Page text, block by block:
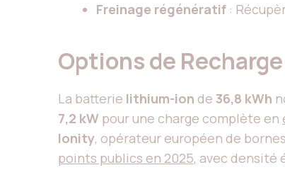
Freinage régénératif :
Options de
La batterie lithium-ion de 36,8 kWh
7,2 kW pour une charge complète en
Ionity, opérateur européen de
points publics en 2025, avec densité